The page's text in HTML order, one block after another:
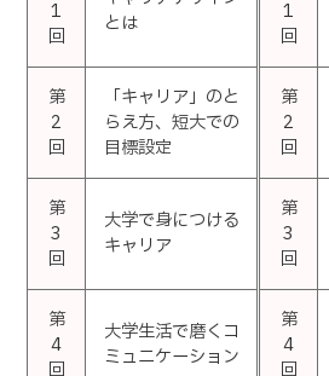
1
回
とは
第
2
回
「キャリア」のと
らえ方、短大での
目標設定
第
3
回
大学で身につける
キャリア
第
4
回
大学生活で磨くコ
ミュニケーション
1
回
第
2
回
第
3
回
第
4
回